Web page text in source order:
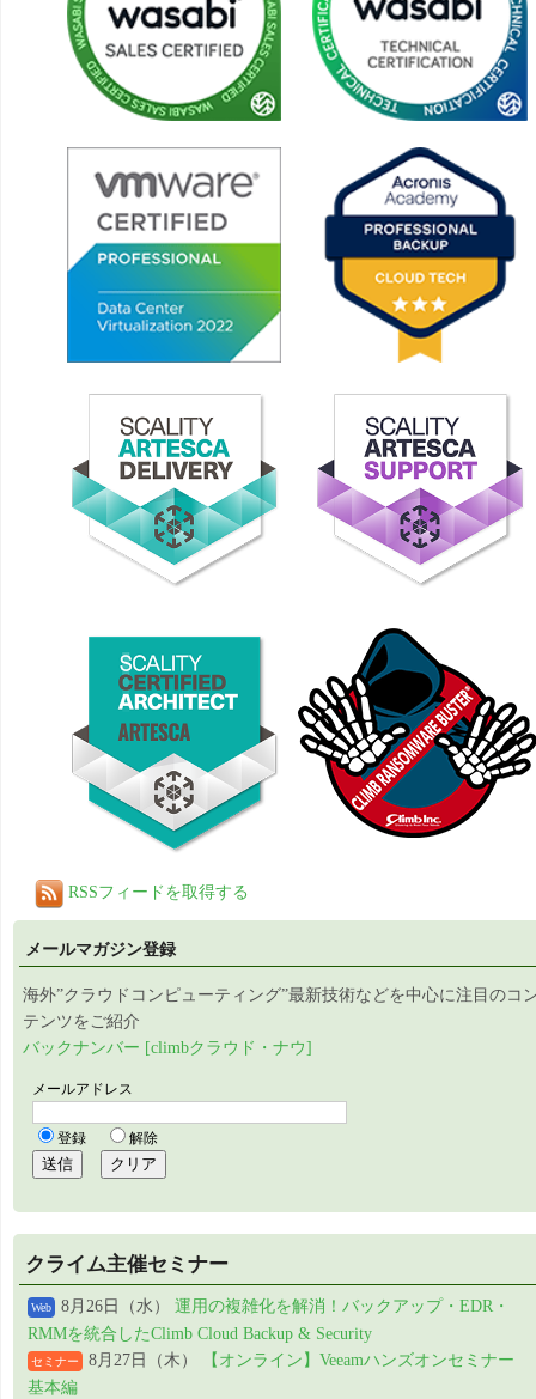
RSSフィードを取得する
メールマガジン登録
海外”クラウドコンピューティング”最新技術などを中心に注目のコ
テンツをご紹介
バックナンバー [climbクラウド・ナウ]
クライム主催セミナー
Web 8月26日（水） 運用の複雑化を解消！バックアップ・EDR・
RMMを統合したClimb Cloud Backup & Security
セミナー 8月27日（木）
【オンライン】Veeamハンズオンセミナー
基本編